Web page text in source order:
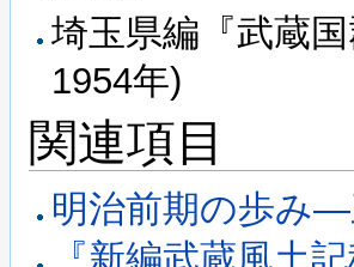
埼玉県編『武蔵
1954年)
関連項目
明治前期の歩み
『新編武蔵風土